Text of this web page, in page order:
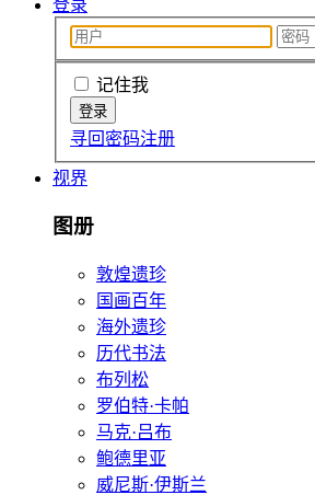
登录
记住我
寻回密码注册
视界
图册
敦煌遗珍
国画百年
海外遗珍
历代书法
布列松
罗伯特·卡帕
马克·吕布
鲍德里亚
威尼斯·伊斯兰